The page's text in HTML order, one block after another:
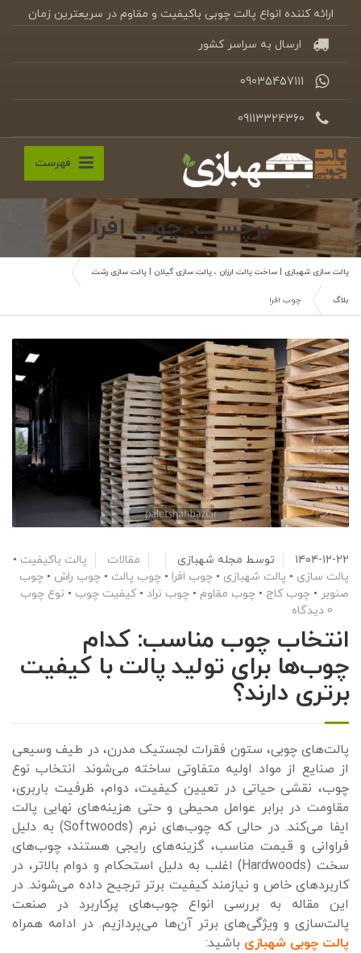
ارائه کننده انواع پالت چوبی باکیفیت و مقاوم در سریعترین زمان
ارسال به سراسر کشور
09035457111
09113324360
فهرست
برچسب: چوب افرا
پالت سازی شهبازی | ساخت پالت ارزان ، پالت سازی گیلان | پالت سازی رشت
بلاگ چوب افرا
۱۴۰۴-۱۲-۲۲ توسط مجله شهبازی مقالات پالت باکیفیت •
پالت سازی • پالت شهبازی • چوب افرا • چوب پالت • چوب راش • چوب
صنوبر • چوب کاج • چوب مقاوم • چوب نراد •کیفیت چوب • نوع چوب
0 دیدگاه
انتخاب چوب مناسب: کدام
چوب‌ها برای تولید پالت با کیفیت
برتری دارند؟
پالت‌های چوبی، ستون فقرات لجستیک مدرن، در طیف وسیعی
از صنایع از مواد اولیه متفاوتی ساخته می‌شوند. انتخاب نوع
چوب، نقشی حیاتی در تعیین کیفیت، دوام، ظرفیت باربری،
مقاومت در برابر عوامل محیطی و حتی هزینه‌های نهایی پالت
ایفا می‌کند. در حالی که چوب‌های نرم (Softwoods) به دلیل
فراوانی و قیمت مناسب، گزینه‌های رایجی هستند، چوب‌های
سخت (Hardwoods) اغلب به دلیل استحکام و دوام بالاتر، در
کاربردهای خاص و نیازمند کیفیت برتر ترجیح داده می‌شوند. در
این مقاله به بررسی انواع چوب‌های پرکاربرد در صنعت
پالت‌سازی و ویژگی‌های برتر آن‌ها می‌پردازیم. در ادامه همراه
پالت چوبی شهبازی باشید: